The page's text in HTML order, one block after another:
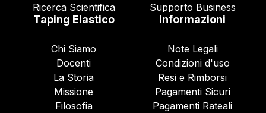
Ricerca Scientifica
Supporto Business
Taping Elastico
Chi Siamo
Docenti
La Storia
Missione
Filosofia
Informazioni
Note Legali
Condizioni d'uso
Resi e Rimborsi
Pagamenti Sicuri
Pagamenti Rateali